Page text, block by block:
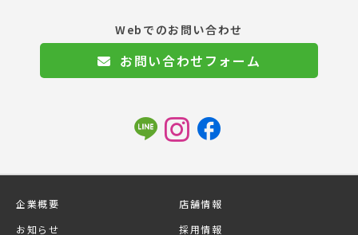
Webでのお問い合わせ
お問い合わせフォーム
企業概要
店舗情報
お知らせ
採用情報